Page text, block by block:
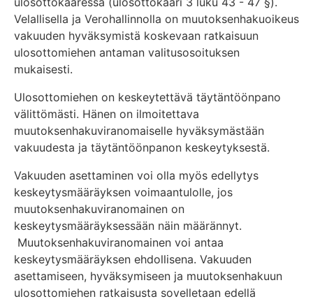
Velallisella ja Verohallinnolla on muutoksenhakuoikeus
vakuuden hyväksymistä koskevaan ratkaisuun
ulosottomiehen antaman valitusosoituksen
mukaisesti.
Ulosottomiehen on keskeytettävä täytäntöönpano
välittömästi. Hänen on ilmoitettava
muutoksenhakuviranomaiselle hyväksymästään
vakuudesta ja täytäntöönpanon keskeytyksestä.
Vakuuden asettaminen voi olla myös edellytys
keskeytysmääräyksen voimaantulolle, jos
muutoksenhakuviranomainen on
keskeytysmääräyksessään näin määrännyt.
Muutoksenhakuviranomainen voi antaa
keskeytysmääräyksen ehdollisena. Vakuuden
asettamiseen, hyväksymiseen ja muutoksenhakuun
ulosottomiehen ratkaisusta sovelletaan edellä